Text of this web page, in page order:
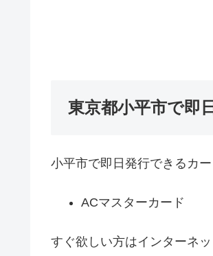
東京都小平市で即
小平市で即日発行できるカー
ACマスターカード
すぐ欲しい方はインターネ